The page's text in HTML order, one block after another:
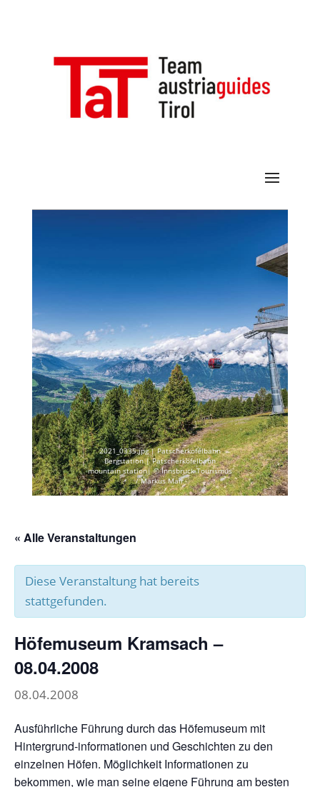
2021_0335.jpg | Patscherkofelbahn
Bergstation | Patscherkofelbahn
mountain station| © Innsbruck Tourismus
/ Markus Mair
« Alle Veranstaltungen
Diese Veranstaltung hat bereits
stattgefunden.
Höfemuseum Kramsach –
08.04.2008
08.04.2008
Ausführliche Führung durch das Höfemuseum mit
Hintergrund-informationen und Geschichten zu den
einzelnen Höfen. Möglichkeit Informationen zu
bekommen, wie man seine eigene Führung am besten